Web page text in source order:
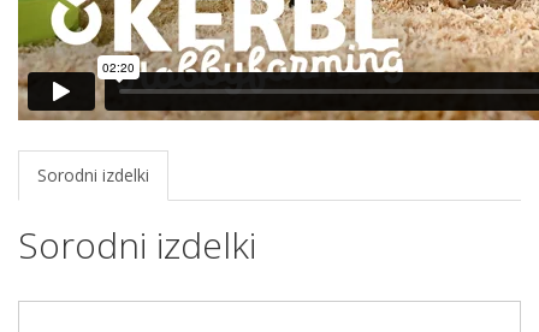
Sorodni izdelki
Sorodni izdelki